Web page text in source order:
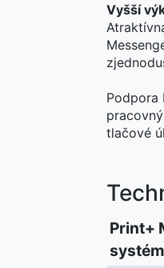
Vyšší
Podpora
tlačové
Print+
systém